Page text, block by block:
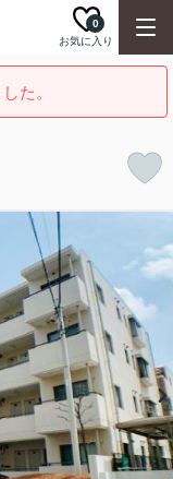
お気に入り
0
た。